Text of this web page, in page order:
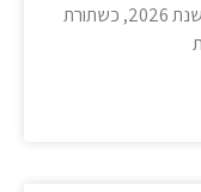
והמתוחכמות שמציע צבע לבן טמבור. בשנת 2026, כשתורת